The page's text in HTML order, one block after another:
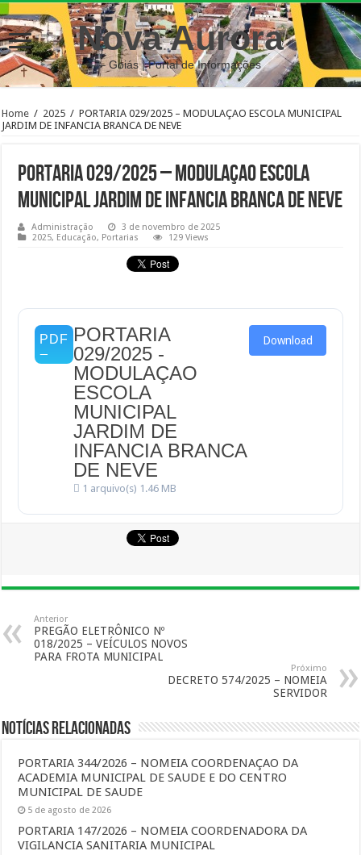
Nova Aurora
– Goiás | Portal de Informações
Home / 2025 / PORTARIA 029/2025 – MODULAÇAO ESCOLA MUNICIPAL
JARDIM DE INFANCIA BRANCA DE NEVE
PORTARIA 029/2025 – MODULAÇAO ESCOLA
MUNICIPAL JARDIM DE INFANCIA BRANCA DE NEVE
Administração
3 de novembro de 2025
2025, Educação, Portarias 129 Views
PORTARIA
029/2025 -
MODULAÇAO
ESCOLA
MUNICIPAL
JARDIM DE
INFANCIA BRANCA
DE NEVE
1 arquivo(s) 1.46 MB
Download
Anterior
PREGÃO ELETRÔNICO Nº
018/2025 – VEÍCULOS NOVOS
PARA FROTA MUNICIPAL
Próximo
DECRETO 574/2025 – NOMEIA
SERVIDOR
Notícias Relacionadas
PORTARIA 344/2026 – NOMEIA COORDENAÇAO DA
ACADEMIA MUNICIPAL DE SAUDE E DO CENTRO
MUNICIPAL DE SAUDE
5 de agosto de 2026
PORTARIA 147/2026 – NOMEIA COORDENADORA DA
VIGILANCIA SANITARIA MUNICIPAL